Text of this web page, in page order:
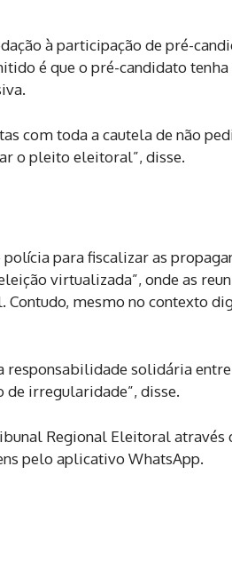
à participação de pré-
é que o pré-candidato tenha
com toda a cautela de não
o pleito eleitoral”, disse.
para fiscalizar as
virtualizada”, onde as
Contudo, mesmo no contexto
responsabilidade solidária
de irregularidade”, disse.
Regional Eleitoral através
pelo aplicativo WhatsApp.